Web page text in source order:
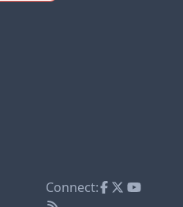
Connect: